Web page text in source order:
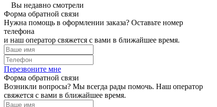
Вы недавно смотрели
Форма обратной связи
Нужна помощь в оформлении заказа? Оставьте номер
телефона
и наш оператор свяжется с вами в ближайшее время.
Перезвоните мне
Форма обратной связи
Возникли вопросы? Мы всегда рады помочь. Наш оператор
свяжется с вами в ближайшее время.